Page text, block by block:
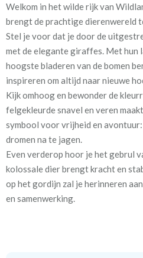
Artikelnummer
Patroon:
Stofbreedte:
Mate van verduistering:
Meestal eerder, maar houd
rekening met
Welkom in het wilde rijk van
brengt de prachtige dierenwereld
Stel je voor dat je door de
met de elegante giraffes. Met hun
hoogste bladeren van de bomen
inspireren om altijd naar nieuwe
Kijk omhoog en bewonder de
felgekleurde snavel en veren
symbool voor vrijheid en
dromen na te jagen.
Even verderop hoor je het gebrul
kolossale dier brengt kracht en
op het gordijn zal je herinneren
en samenwerking.